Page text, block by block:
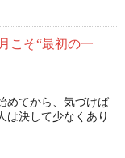
こそ“最初の一
めてから、気づけば
は決して少なくあり